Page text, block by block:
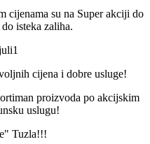
cijenama su na Super akciji do
isteka zaliha.
cijena i dobre usluge!
proizvoda po akcijskim
uslugu!
Tuzla!!!